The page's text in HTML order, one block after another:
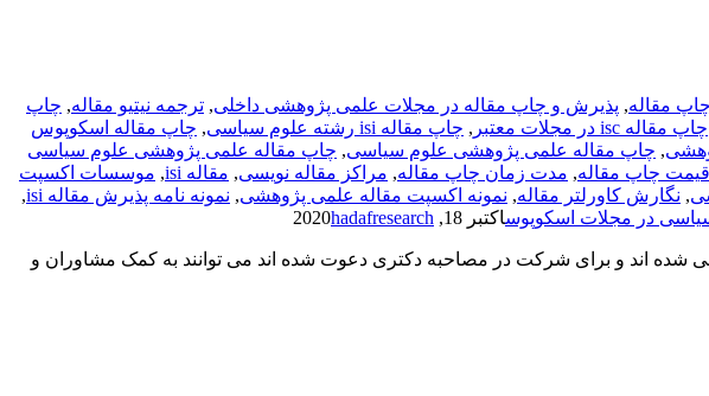
مقاله, پذیرش و چاپ مقاله در مجلات علمی پژوهشی داخلی, ترجمه نیتیو مقاله, چاپ
چاپ مقاله isc در مجلات معتبر , چاپ مقاله isi رشته علوم سیاسی , چاپ مقاله اسکوپوس
, چاپ مقاله علمی پژوهشی علوم سیاسی, چاپ مقاله علمی پژوهشی علوم سیاسی
قیمت چاپ مقاله, مدت زمان چاپ مقاله, مراکز مقاله نویسی, مقاله isi , موسسات اکسپت
, نگارش کاورلتر مقاله, نمونه اکسپت مقاله علمی پژوهشی, نمونه نامه پذیرش مقاله isi
,
در مجلات اسکوپوساکتبر 18, 2020 hadafresearch
اند و برای شرکت در مصاحبه دکتری دعوت شده اند می توانند به کمک مشاوران و